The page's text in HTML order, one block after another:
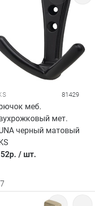
81429
меб.
мет.
черный матовый
р. / шт.